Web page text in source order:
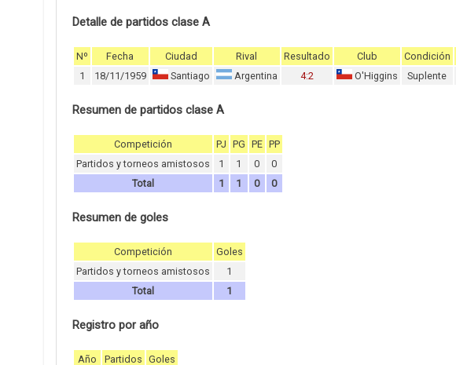
Detalle de partidos clase A
Nº Fecha Ciudad Rival Resultado Club Condición
1
18/11/1959 Santiago Argentina 4:2 O'Higgins Suplente
Resumen de partidos clase A
Competición PJ PG PE PP
Partidos y torneos amistosos
1 1 0
0
Total
1 1 0 0
Resumen de goles
Competición
Goles
Partidos y torneos amistosos
1
Total
1
Registro por año
Año Partidos Goles